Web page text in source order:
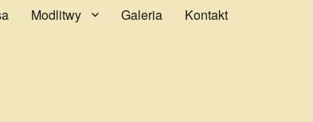
Modlitwy Galeria Kontakt